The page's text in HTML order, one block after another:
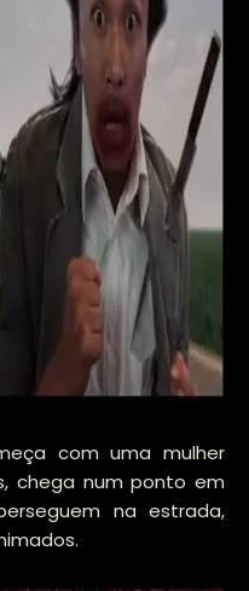
com uma mulher
chega num ponto em
na estrada,